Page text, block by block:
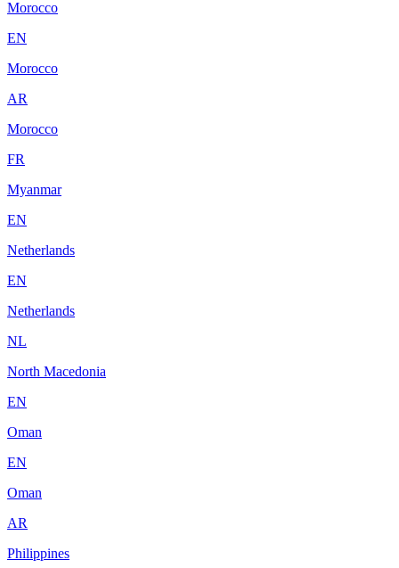
Morocco
EN
Morocco
AR
Morocco
FR
Myanmar
EN
Netherlands
EN
Netherlands
NL
North Macedonia
EN
Oman
EN
Oman
AR
Philippines